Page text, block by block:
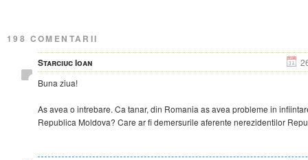
198 COMENTARII
Starciuc Ioan
Buna ziua!
As avea o intrebare. Ca tanar, din Romania as avea probleme in
Republica Moldova? Care ar fi demersurile aferente nerezidentilor